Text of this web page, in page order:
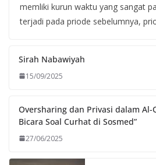
memliki kurun waktu yang sangat
terjadi pada priode sebelumnya,
Sirah Nabawiyah
15/09/2025
Oversharing dan Privasi dalam Al-
Bicara Soal Curhat di Sosmed”
27/06/2025